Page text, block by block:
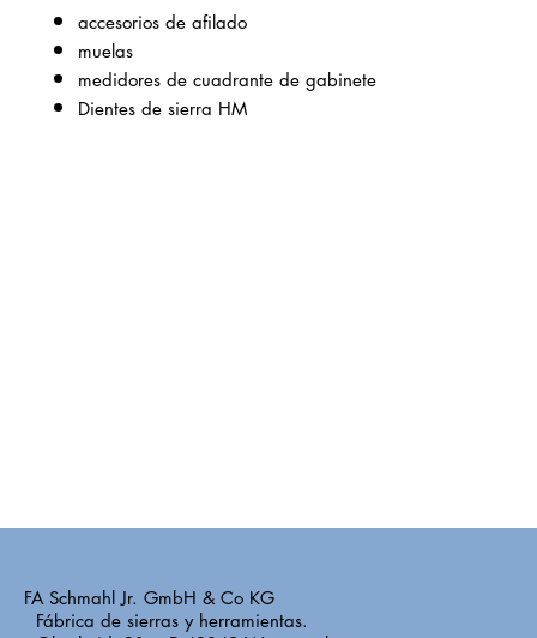
accesorios de afilado
muelas
medidores de cuadrante de gabinete
Dientes de sierra HM
FA Schmahl Jr. GmbH & Co KG
Fábrica de sierras y herramientas.